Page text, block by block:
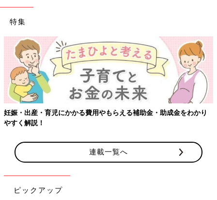
特集
妊娠・出産・育児にかかる費用やもらえる補助金・助成金をわかり
やすく解説！
連載一覧へ
ピックアップ